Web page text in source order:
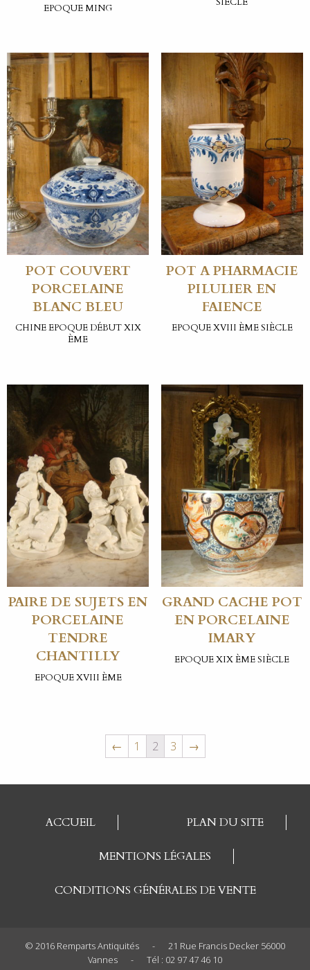
EPOQUE MING
POT COUVERT
PORCELAINE
BLANC BLEU
CHINE EPOQUE DÉBUT XIX
ÈME
POT A PHARMACIE
PILULIER EN
FAIENCE
EPOQUE XVIII ÈME SIÈCLE
PAIRE DE SUJETS EN
PORCELAINE
TENDRE
CHANTILLY
EPOQUE XVIII ÈME
GRAND CACHE POT
EN PORCELAINE
IMARY
EPOQUE XIX ÈME SIÈCLE
← 1 2 3 →
ACCUEIL PLAN DU SITE
MENTIONS LÉGALES
CONDITIONS GÉNÉRALES DE VENTE
© 2016 Remparts Antiquités -
21 Rue Francis Decker 56000
Vannes
- Tél : 02 97 47 46 10